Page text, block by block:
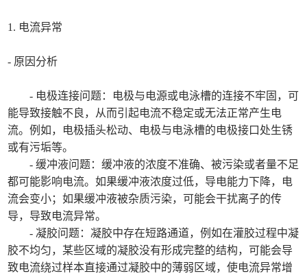
1. 电流异常
- 原因分析
- 电极连接问题：电极与电源或电泳槽的连接不牢固，可
能导致接触不良，从而引起电流不稳定或无法正常产生电
流。例如，电极插头松动、电极与电泳槽的电极接口处生锈
或有污垢等。
- 缓冲液问题：缓冲液的浓度不准确、被污染或者量不足
都可能影响电流。如果缓冲液浓度过低，导电能力下降，电
流会变小；如果缓冲液被杂质污染，可能会干扰离子的传
导，导致电流异常。
- 凝胶问题：凝胶中存在短路通道，例如在灌胶过程中凝
胶不均匀，某些区域的凝胶没有形成完整的结构，可能会导
致电流绕过样本直接通过凝胶中的薄弱区域，使电流异常增